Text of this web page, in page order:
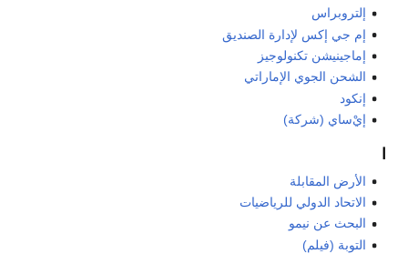
إلتروبراس
إم جي إكس لإدارة الصنديق
إماجينيشن تكنولوجيز
الشحن الجوي الإماراتي
إنكود
إيْ‌ساي (شركة)
الأرض المقابلة
الاتحاد الدولي للرياضيات
البحث عن نيمو
التوبة (فيلم)